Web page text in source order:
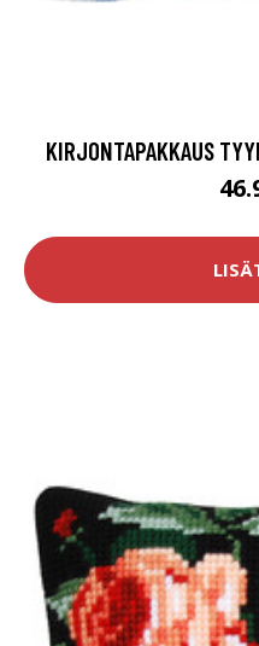
KIRJONTAPAKKAUS